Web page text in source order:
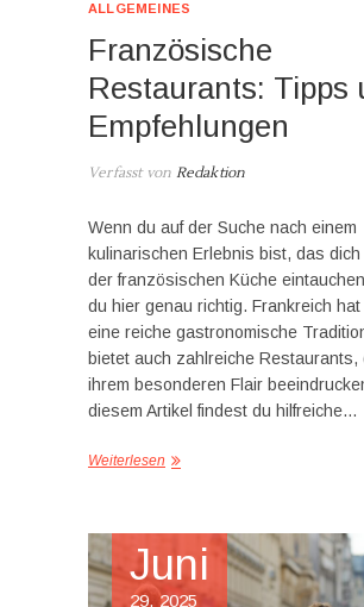
ALLGEMEINES
Französische
Restaurants: Tipps
Empfehlungen
Verfasst von Redaktion
Wenn du auf der Suche nach einem
kulinarischen Erlebnis bist, das
der französischen Küche
du hier genau richtig. Frankreich
eine reiche gastronomische
bietet auch zahlreiche Restaurants,
ihrem besonderen Flair
diesem Artikel findest du hilfreiche…
Weiterlesen
Juni
29, 2025